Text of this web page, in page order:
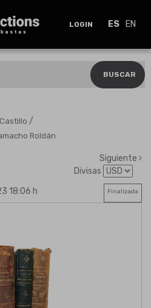
LOGIN ES EN
BUSCAR
/
Roldán
Siguiente
Divisas
18:06 h Finalizada